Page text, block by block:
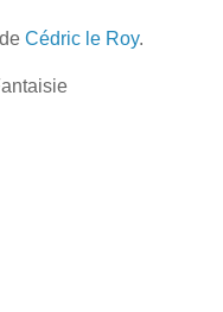
Cédric le Roy.